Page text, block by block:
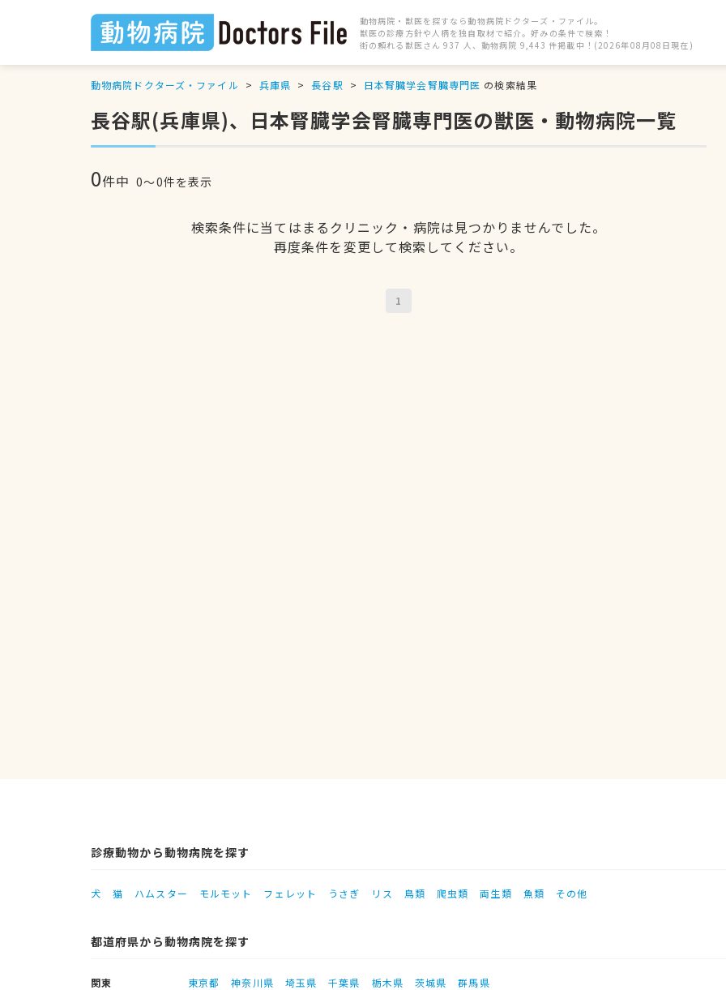
動物病院・獣医を探すなら動物病院ドクターズ・ファイル。
獣医の診療方針や人柄を独自取材で紹介。好みの条件で検索！
街の頼れる獣医さん 937 人、動物病院 9,443 件掲載中！(2026年08月08日現在)
動物病院ドクターズ・ファイル 兵庫県 長谷駅 日本腎臓学会腎臓専門医 の検索結果
長谷駅(兵庫県)、日本腎臓学会腎臓専門医の獣医・動物病院一覧
0件中 0〜0件を表示
検索条件に当てはまるクリニック・病院は見つかりませんでした。
再度条件を変更して検索してください。
1
診療動物から動物病院を探す
犬 猫 ハムスター モルモット フェレット うさぎ リス 鳥類 爬虫類 両生類 魚類 その他
都道府県から動物病院を探す
関東 東京都 神奈川県 埼玉県 千葉県 栃木県 茨城県
群馬県